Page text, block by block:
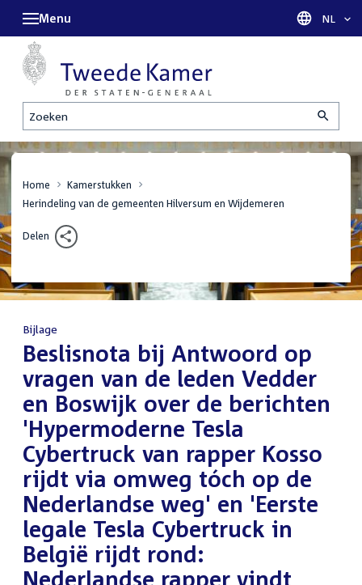
Zoeken
Menu Taal
NL
Home
Kamerstukken
Herindeling van de gemeenten Hilversum en Wijdemeren
Delen
Bijlage
:Beslisnota bij Antwoord op
vragen van de leden Vedder
en Boswijk over de berichten
'Hypermoderne Tesla
Cybertruck van rapper Kosso
rijdt via omweg tóch op de
Nederlandse weg' en 'Eerste
legale Tesla Cybertruck in
België rijdt rond:
Nederlandse rapper vindt